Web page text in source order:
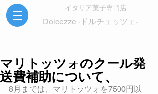
イタリア菓子専門店
Dolcezze -ドルチェッツェ-
マリトッツォのクール発
送費補助について、
8月までは、マリトッツォを7500円以